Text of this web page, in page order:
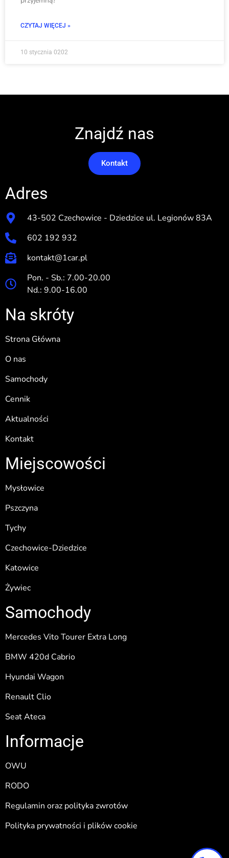
CZYTAJ WIĘCEJ »
10 stycznia 0202
Znajdź nas
Kontakt
Adres
43-502 Czechowice - Dziedzice ul. Legionów 83A
602 192 932
kontakt@1car.pl
Pon. - Sb.: 7.00-20.00
Nd.: 9.00-16.00
Na skróty
Strona Główna
O nas
Samochody
Cennik
Aktualności
Kontakt
Miejscowości
Mysłowice
Pszczyna
Tychy
Czechowice-Dziedzice
Katowice
Żywiec
Samochody
Mercedes Vito Tourer Extra Long
BMW 420d Cabrio
Hyundai Wagon
Renault Clio
Seat Ateca
Informacje
OWU
RODO
Regulamin oraz polityka zwrotów
Polityka prywatności i plików cookie